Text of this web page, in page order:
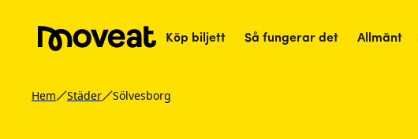
Köp biljett Så fungerar det Allmänt
Hem Städer Sölvesborg